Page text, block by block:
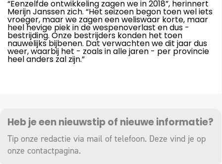
“Eenzelfde ontwikkeling zagen we in 2018”, herinnert
Merijn Janssen zich. “Het seizoen begon toen wel iets
vroeger, maar we zagen een weliswaar korte, maar
heel hevige piek in de wespenoverlast en dus -
bestrijding. Onze bestrijders konden het toen
nauwelijks bijbenen. Dat verwachten we dit jaar dus
weer, waarbij het - zoals in alle jaren - per provincie
heel anders zal zijn.”
Heb je een nieuwstip of nieuwe informatie?
Tip onze redactie via mail of telefoon. Deze vind je op
onze contactpagina.